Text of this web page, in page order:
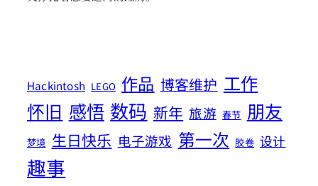
Hackintosh LEGO 作品 博客维护 工作
怀旧 感悟 数码 新年 旅游 春节 朋友
梦境 生日快乐 电子游戏 第一次 胶卷 设计
趣事